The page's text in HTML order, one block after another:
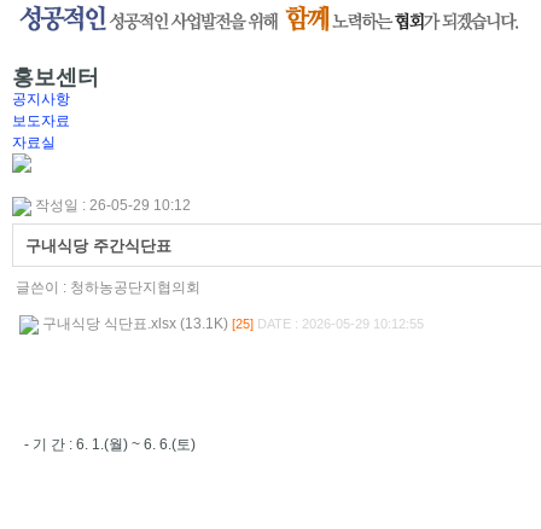
홍보센터
공지사항
보도자료
자료실
작성일 : 26-05-29 10:12
구내식당 주간식단표
글쓴이 : 청하농공단지협의회
구내식당 식단표.xlsx (13.1K) [25] DATE : 2026-05-29 10:12:55
- 기 간 : 6. 1.(월) ~ 6. 6.(토)